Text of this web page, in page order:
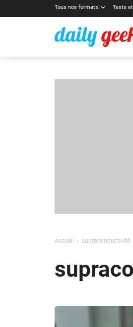
Tous nos formats Tests
Accueil supraconductivité